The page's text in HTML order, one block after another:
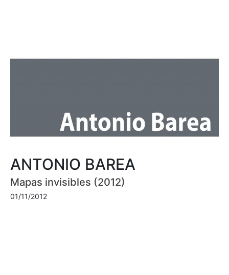
ANTONIO BAREA
Mapas invisibles (2012)
01/11/2012